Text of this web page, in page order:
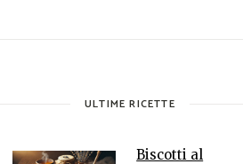
Rumors
ULTIME RICETTE
Biscotti al